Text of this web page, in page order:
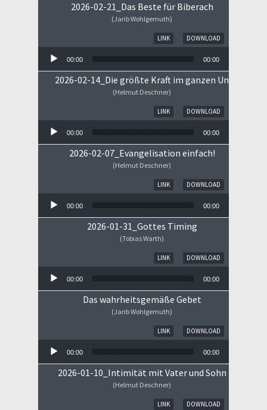
2026-02-21_Das Beste für Biberach
(Jarib Wohlgemuth)
DOWNLOAD
LINK
00:00 00:00
2026-02-14_Die größte Kraft im ganzen Universum
(Helmut Deschner)
DOWNLOAD
LINK
00:00 00:00
2026-02-07_Evangelisation einfach!
(Helmut Deschner)
DOWNLOAD
LINK
00:00 00:00
2026-01-31_Gottes Timing
(Tobias Warth)
DOWNLOAD
LINK
00:00 00:00
Das wahrheitsgemäße Gebet
(Jarib Wohlgemuth)
DOWNLOAD
LINK
00:00 00:00
2026-01-10_Intimität mit Vater und Sohn
(Helmut Deschner)
DOWNLOAD
LINK